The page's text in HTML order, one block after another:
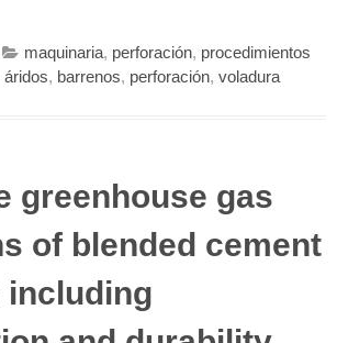
maquinaria, perforación, procedimientos
áridos, barrenos, perforación, voladura
greenhouse gas
of blended cement
including